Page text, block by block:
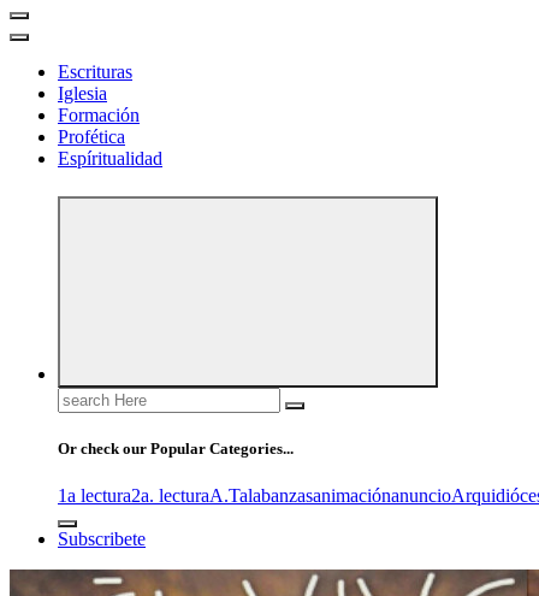
Escrituras
Iglesia
Formación
Profética
Espíritualidad
Search
for:
Or check our Popular Categories...
1a lectura2a. lecturaA.Talabanzasanimaciónanuncio
Subscribete